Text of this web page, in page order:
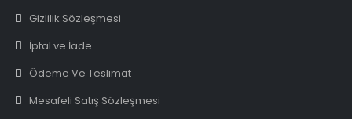
Gizlilik Sözleşmesi
İptal ve İade
Ödeme Ve Teslimat
Mesafeli Satış Sözleşmesi